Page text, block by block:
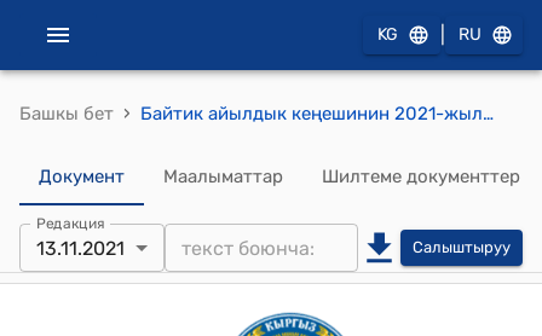
KG RU
Башкы бет › Байтик айылдык кеңешинин 2021-жылдын 13-ноябры № 69 "Айыл чарба багытындагы жер участогун өнөр жай, транспорт, байланыш, энергетика, коргонуу жана башка максаттар категориясына которууга макулдук берүү жөнүндө" токтому
Документ Маалыматтар Шилтеме документтер
Редакция
13.11.2021 Салыштыруу